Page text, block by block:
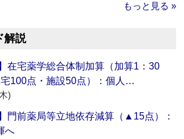
もっと見る »
解説
在宅薬学総合体制加算（加算1：30
100点・施設50点）：個人…
)
門前薬局等立地依存減算（▲15点）：
へ